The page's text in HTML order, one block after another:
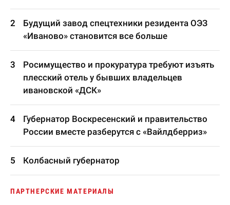
Будущий завод спецтехники резидента ОЭЗ
«Иваново» становится все больше
Росимущество и прокуратура требуют изъять
плесский отель у бывших владельцев
ивановской «ДСК»
Губернатор Воскресенский и правительство
России вместе разберутся с «Вайлдберриз»
Колбасный губернатор
ПАРТНЕРСКИЕ МАТЕРИАЛЫ